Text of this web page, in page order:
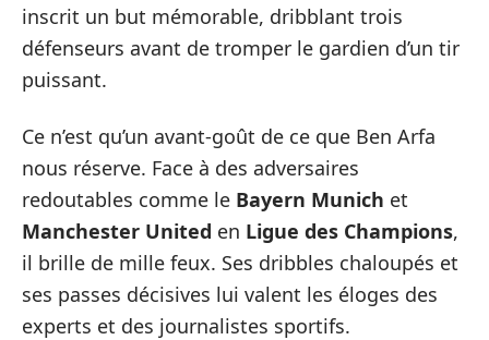
inscrit un but mémorable, dribblant trois
défenseurs avant de tromper le gardien d’un tir
puissant.
Ce n’est qu’un avant-goût de ce que Ben Arfa
nous réserve. Face à des adversaires
redoutables comme le Bayern Munich et
Manchester United en Ligue des Champions,
il brille de mille feux. Ses dribbles chaloupés et
ses passes décisives lui valent les éloges des
experts et des journalistes sportifs.